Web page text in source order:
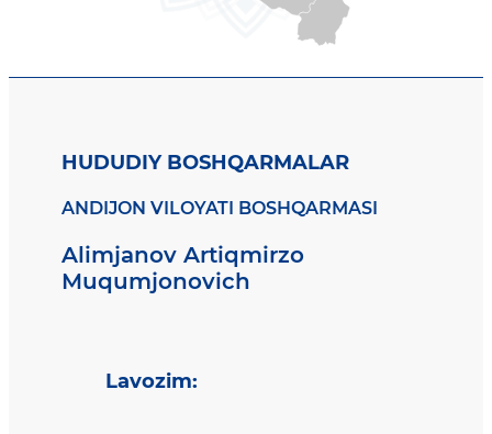
HUDUDIY BOSHQARMALAR
ANDIJON VILOYATI BOSHQARMASI
Alimjanov Artiqmirzo
Muqumjonovich
Lavozim: